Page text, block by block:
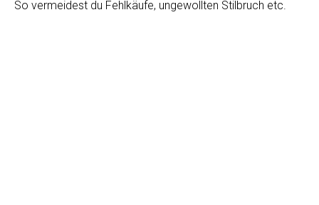
So vermeidest du Fehlkäufe, ungewollten Stilbruch etc.